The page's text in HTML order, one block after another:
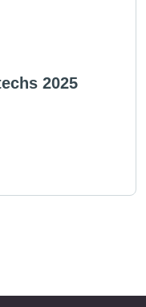
2025